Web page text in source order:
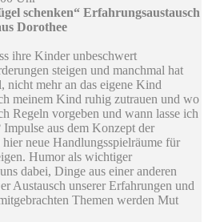
schenken“ Erfahrungsaustausch
Dorothee
ihre Kinder unbeschwert
steigen und manchmal hat
nicht mehr an das eigene Kind
meinem Kind ruhig zutrauen und wo
Regeln vorgeben und wann lasse ich
aus dem Konzept der
neue Handlungsspielräume für
Humor als wichtiger
dabei, Dinge aus einer anderen
Austausch unserer Erfahrungen und
Themen werden Mut